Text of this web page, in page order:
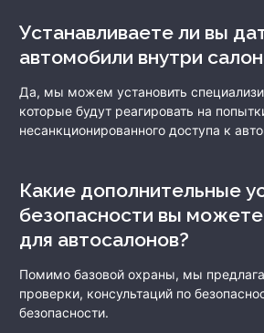
Устанавливаете ли вы датчики на
автомобили внутри
Да, мы можем установить
которые будут реагировать на
несанкционированного доступа к
Какие дополнительные услуги по
безопасности вы
для автосалонов?
Помимо базовой охраны, мы
проверки, консультаций по
безопасности.